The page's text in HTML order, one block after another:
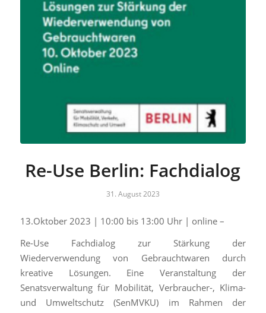
Re-Use Berlin: Fachdialog
31. August 2023
13.Oktober 2023 | 10:00 bis 13:00 Uhr | online –
Re-Use Fachdialog zur Stärkung der
Wiederverwendung von Gebrauchtwaren durch
kreative Lösungen. Eine Veranstaltung der
Senatsverwaltung für Mobilität, Verbraucher-, Klima-
und Umweltschutz (SenMVKU) im Rahmen der